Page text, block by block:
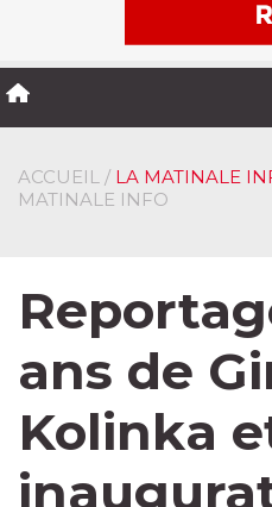
ACCUEIL / LA MATINALE
MATINALE INFO
ans de
Kolinka